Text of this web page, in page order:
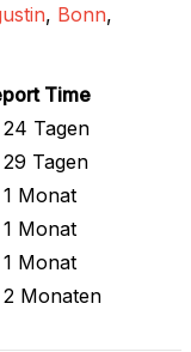
, Bonn,
Time
Tagen
Tagen
Monat
Monat
Monat
Monaten